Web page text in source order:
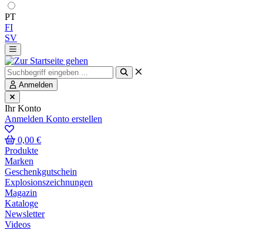
PT
FI
SV
Anmelden
Ihr Konto
Anmelden Konto erstellen
0,00 €
Produkte
Marken
Geschenkgutschein
Explosionszeichnungen
Magazin
Kataloge
Newsletter
Videos